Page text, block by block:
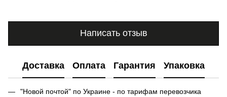
Написать отзыв
Доставка Оплата Гарантия Упаковка
"Новой почтой" по Украине - по тарифам перевозчика